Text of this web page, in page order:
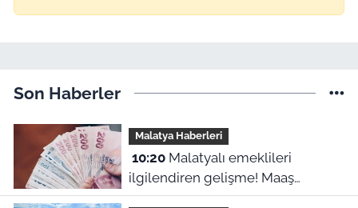
Son Haberler
Malatya Haberleri
10:20Malatyalı emeklileri
ilgilendiren gelişme! Maaş
kesintilerine itiraz hakkı başladı